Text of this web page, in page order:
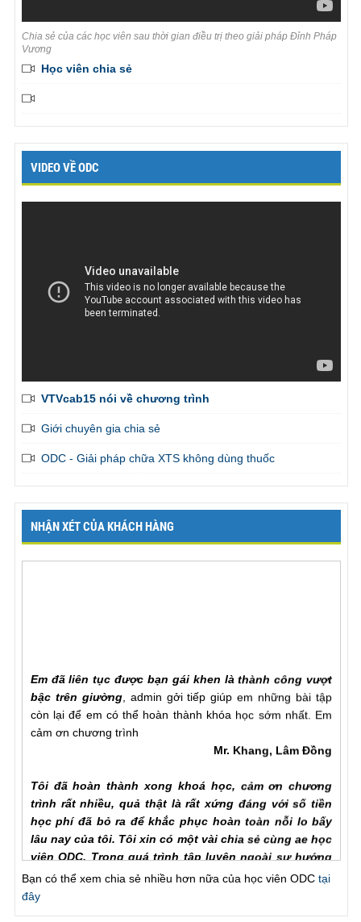
Chia sẻ của các học viên sau thời gian điều trị theo giải pháp Đỉnh Pháp
Vương
Học viên chia sẻ
VIDEO VỀ ODC
VTVcab15 nói về chương trình
Giới chuyên gia chia sẻ
ODC - Giải pháp chữa XTS không dùng thuốc
NHẬN XÉT CỦA KHÁCH HÀNG
bậc trên giường, admin gởi tiếp giúp em những bài tập
còn lại để em có thể hoàn thành khóa học sớm nhất. Em
cảm ơn chương trình
trình rất nhiều, quả thật là rất xứng đáng với số tiền
học phí đã bỏ ra để khắc phục hoàn toàn nỗi lo bấy
lâu nay của tôi. Tôi xin có một vài chia sẻ cùng ae học
viên ODC. Trong quá trình tập luyện ngoài sự hướng
dẫn của hlv cần hơn hết là sự chia sẻ của ae học viên
với nhau để hiểu rõ từng vấn đề của phương pháp.
Trước khi đến với ODC tình trạng của tôi rất tệ, qh chỉ
Bạn có thể xem chia sẻ nhiều hơn nữa của học viên ODC tại
đây